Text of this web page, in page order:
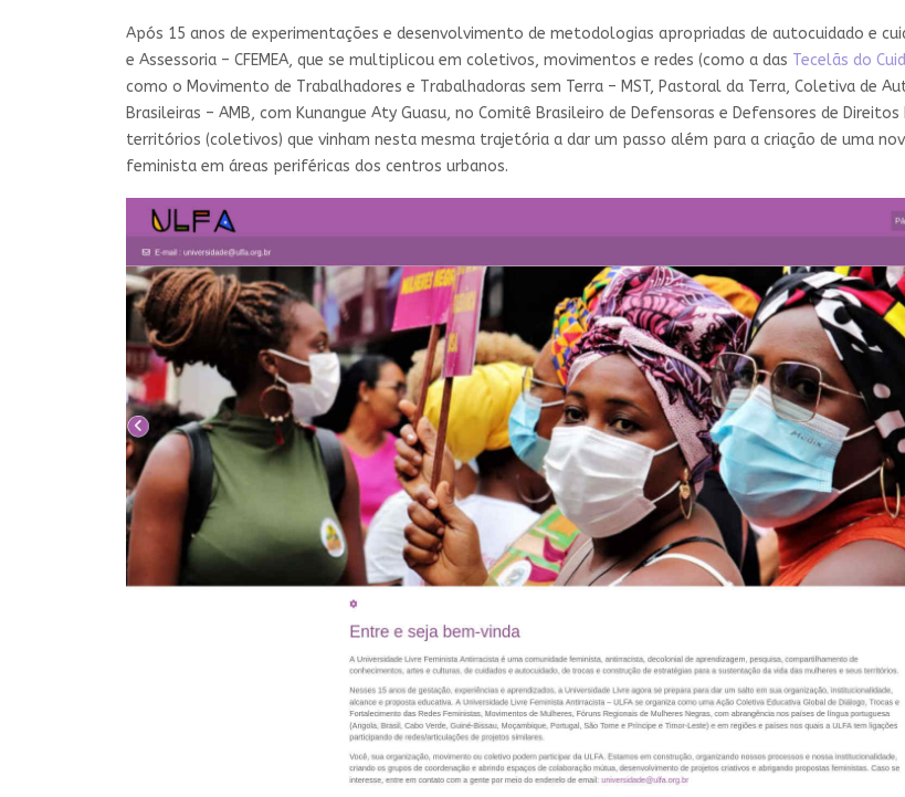
Após 15 anos de experimentações e desenvolvimento de metodologias apropriadas de autocuidado e
e Assessoria – CFEMEA, que se multiplicou em coletivos, movimentos e redes (como a das Tecelãs do
como o Movimento de Trabalhadores e Trabalhadoras sem Terra – MST, Pastoral da Terra, Coletiva de
Brasileiras – AMB, com Kunangue Aty Guasu, no Comitê Brasileiro de Defensoras e Defensores de
territórios (coletivos) que vinham nesta mesma trajetória a dar um passo além para a criação de uma
feminista em áreas periféricas dos centros urbanos.